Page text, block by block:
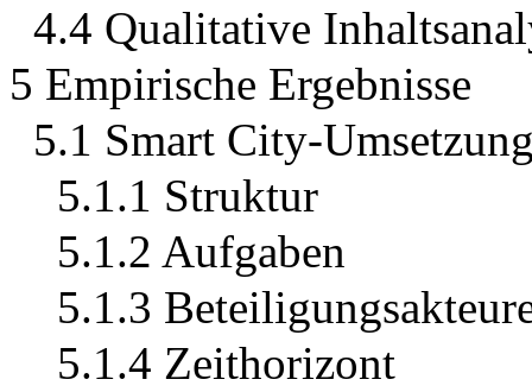
4.4 Qualitative
5 Empirische Ergebnisse
5.1 Smart City-
5.1.1 Struktur
5.1.2 Aufgaben
5.1.3
5.1.4 Zeithorizont